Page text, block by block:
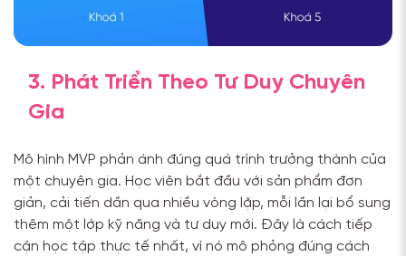
3. Phát Triển Theo Tư Duy Chuyên
Gia
Mô hình MVP phản ánh đúng quá trình trưởng thành của
một chuyên gia. Học viên bắt đầu với sản phẩm đơn
giản, cải tiến dần qua nhiều vòng lặp, mỗi lần lại bổ sung
thêm một lớp kỹ năng và tư duy mới. Đây là cách tiếp
cận học tập thực tế nhất, vì nó mô phỏng đúng cách